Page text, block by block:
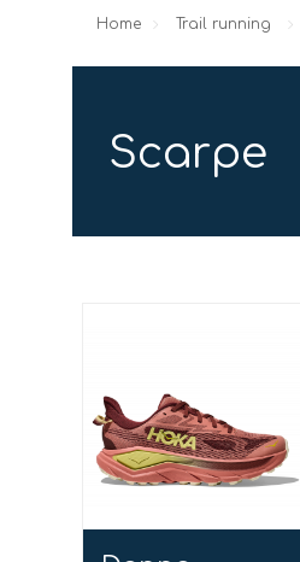
Home Trail running
Scarpe